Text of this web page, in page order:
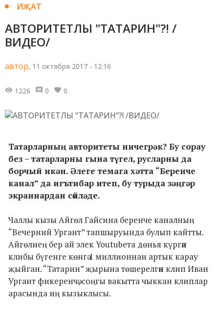
ИҖАТ
АВТОРИТЕТЛЫ "ТАТАРИН"?! /
ВИДЕО/
автор, 11 октября 2017 - 12:16
1226 0 0
Татарларның авторитеты ничегрәк? Бу сорау
без – татарларны гына түгел, русларны да
борчый икән. Әлеге темага хәтта “Беренче
канал” да игътибар итеп, бу турыда зәңгәр
экраннардан сөйләде.
Чаллы кызы Айгөл Гайсина беренче каналның
“Вечерний Ургант” тапшыруында булып кайтты.
Айгөлнең бер ай элек Youtubeта дөнья күргән
клибы бүгенге көнгә 1 миллионнан артык карау
җыйган. “Татарин” җырына төшерелгән клип Иван
Ургант фикеренчә, соңгы вакытта чыккан клиплар
арасында иң кызыклысы.